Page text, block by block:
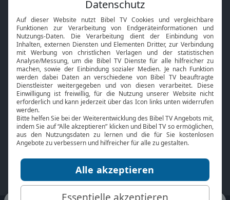
Neuigkeiten
Smart TV
HbbTV
Bibelthek Online-Bibel
Nächster Gottesdienst
Bibel TV
Über uns
Jobs
Mediadaten
Service
Kontakt
TV-Empfang